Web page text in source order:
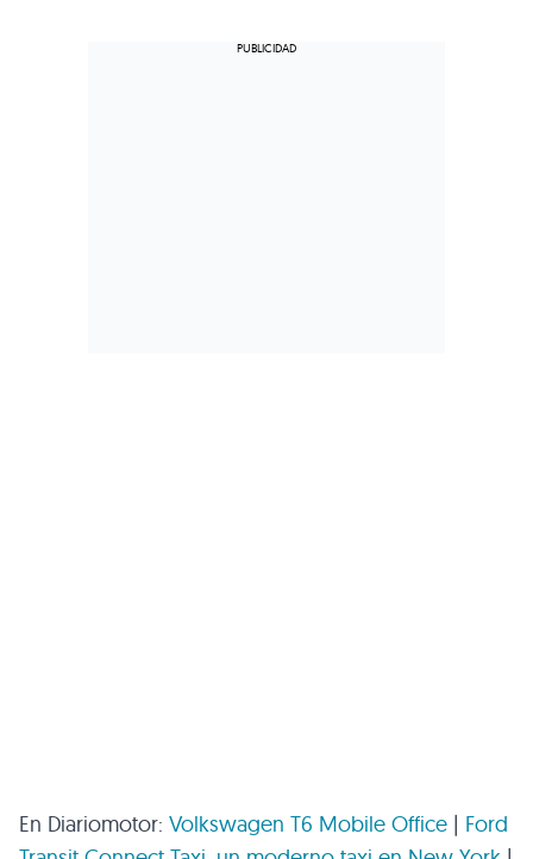
En Diariomotor: Volkswagen T6 Mobile Office | Ford